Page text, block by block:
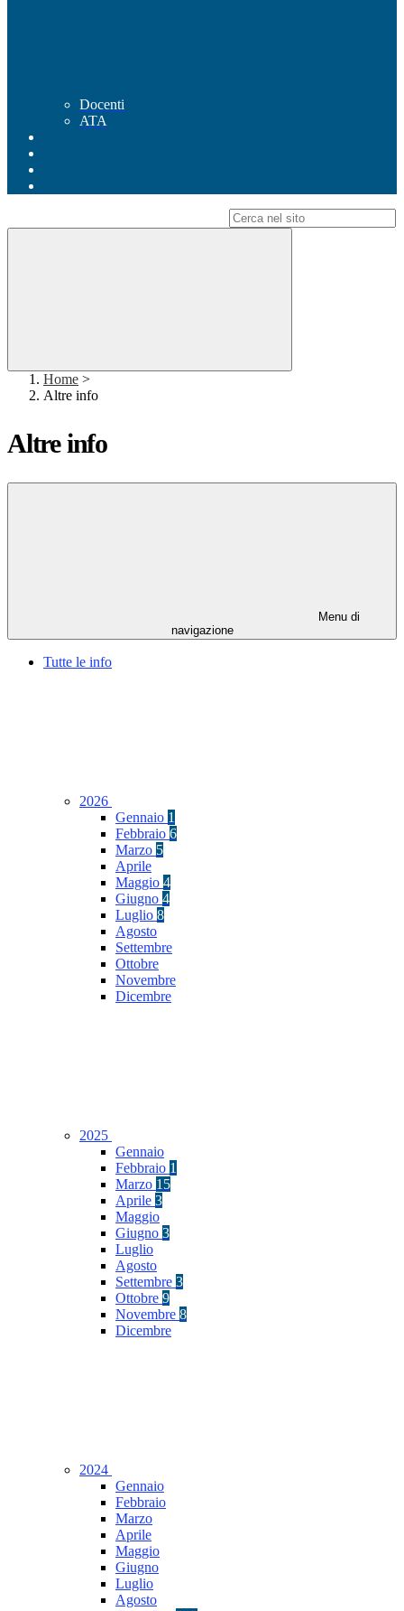
Docenti
ATA
Home >
Altre info
Altre info
Menu di
navigazione
Tutte le info
2026
Gennaio 1
Febbraio 6
Marzo 5
Aprile
Maggio 4
Giugno 4
Luglio 8
Agosto
Settembre
Ottobre
Novembre
Dicembre
2025
Gennaio
Febbraio 1
Marzo 15
Aprile 3
Maggio
Giugno 3
Luglio
Agosto
Settembre 3
Ottobre 9
Novembre 8
Dicembre
2024
Gennaio
Febbraio
Marzo
Aprile
Maggio
Giugno
Luglio
Agosto